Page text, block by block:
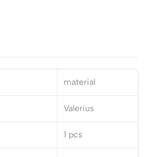
material
Valerius
1 pcs